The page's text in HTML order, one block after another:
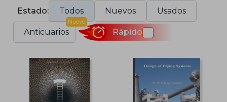
Estado: Todos Nuevos Usados
Anticuarios
Nuevo
Rápido